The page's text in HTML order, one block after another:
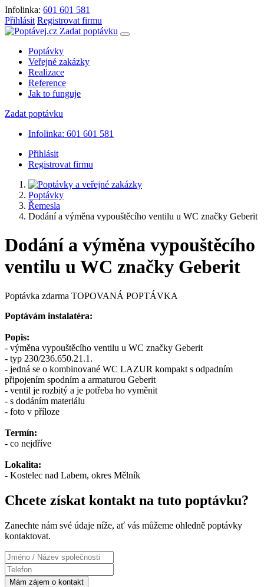
Infolinka: 601 601 581
Přihlásit Registrovat firmu
Zadat poptávku
Poptávky
Veřejné zakázky
Realizace
Reference
Jak to funguje
Zadat poptávku
Infolinka: 601 601 581
Přihlásit
Registrovat firmu
Poptávky
Řemesla
Dodání a výměna vypouštěcího ventilu u WC značky Geberit
Dodání a výměna vypouštěcího
ventilu u WC značky Geberit
Poptávka zdarma TOPOVANÁ POPTÁVKA
Poptávám instalatéra:
Popis:
- výměna vypouštěcího ventilu u WC značky Geberit
- typ 230/236.650.21.1.
- jedná se o kombinované WC LAZUR kompakt s odpadním
připojením spodním a armaturou Geberit
- ventil je rozbitý a je potřeba ho vyměnit
- s dodáním materiálu
- foto v příloze
Termín:
- co nejdříve
Lokalita:
- Kostelec nad Labem, okres Mělník
Chcete získat kontakt na tuto poptávku?
Zanechte nám své údaje níže, ať vás můžeme ohledně poptávky
kontaktovat.